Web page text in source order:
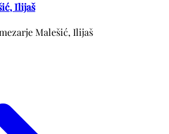
Ilijaš
Malešić, Ilijaš